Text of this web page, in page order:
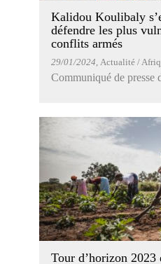
Kalidou Koulibaly
défendre les plus
conflits armés
29/01/2024, Actualité /
Communiqué de presse
Tour d’horizon 2023